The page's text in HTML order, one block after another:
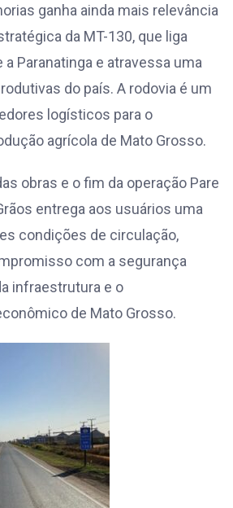
ganha ainda mais relevância
da MT-130, que liga
a Paranatinga e atravessa uma
do país. A rodovia é um
logísticos para o
agrícola de Mato Grosso.
obras e o fim da operação Pare
entrega aos usuários uma
condições de circulação,
com a segurança
infraestrutura e o
de Mato Grosso.